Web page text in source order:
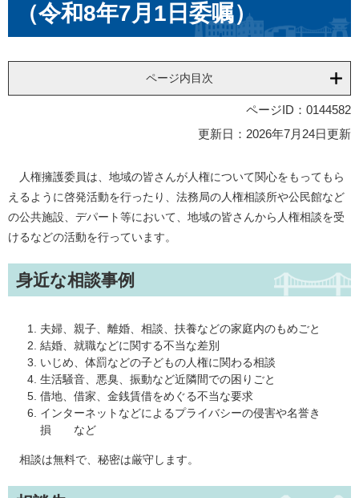
（令和8年7月1日委嘱）
ページ内目次
ページID：0144582
更新日：2026年7月24日更新
人権擁護委員は、地域の皆さんが人権について関心をもってもら
えるように啓発活動を行ったり、法務局の人権相談所や公民館など
の公共施設、デパート等において、地域の皆さんから人権相談を受
けるなどの活動を行っています。
身近な相談事例
夫婦、親子、離婚、相談、扶養などの家庭内のもめごと
結婚、就職などに関する不当な差別
いじめ、体罰などの子どもの人権に関わる相談
生活騒音、悪臭、振動など近隣間での困りごと
借地、借家、金銭賃借をめぐる不当な要求
インターネットなどによるプライバシーの侵害や名誉き
損 など
相談は無料で、秘密は厳守します。